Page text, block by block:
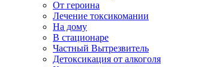
От героина
Лечение токсикомании
На дому
В стационаре
Частный Вытрезвитель
Детоксикация от алкоголя